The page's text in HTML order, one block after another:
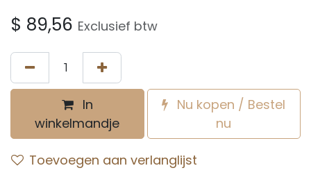
$ 89,56 Exclusief btw
In
winkelmandje
Nu kopen / Bestel
nu
Toevoegen aan verlanglijst